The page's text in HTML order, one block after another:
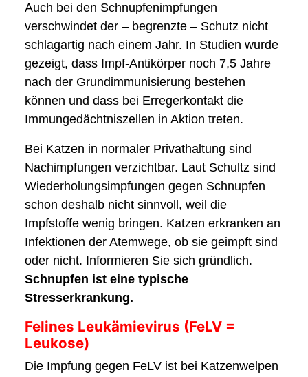
Auch bei den Schnupfenimpfungen
verschwindet der – begrenzte – Schutz nicht
schlagartig nach einem Jahr. In Studien wurde
gezeigt, dass Impf-Antikörper noch 7,5 Jahre
nach der Grundimmunisierung bestehen
können und dass bei Erregerkontakt die
Immungedächtniszellen in Aktion treten.
Bei Katzen in normaler Privathaltung sind
Nachimpfungen verzichtbar. Laut Schultz sind
Wiederholungsimpfungen gegen Schnupfen
schon deshalb nicht sinnvoll, weil die
Impfstoffe wenig bringen. Katzen erkranken an
Infektionen der Atemwege, ob sie geimpft sind
oder nicht. Informieren Sie sich gründlich.
Schnupfen ist eine typische
Stresserkrankung.
Felines Leukämievirus (FeLV =
Leukose)
Die Impfung gegen FeLV ist bei Katzenwelpen